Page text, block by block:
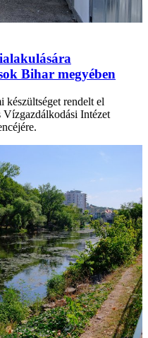
Bihar megyében
készültséget rendelt el
Vízgazdálkodási Intézet